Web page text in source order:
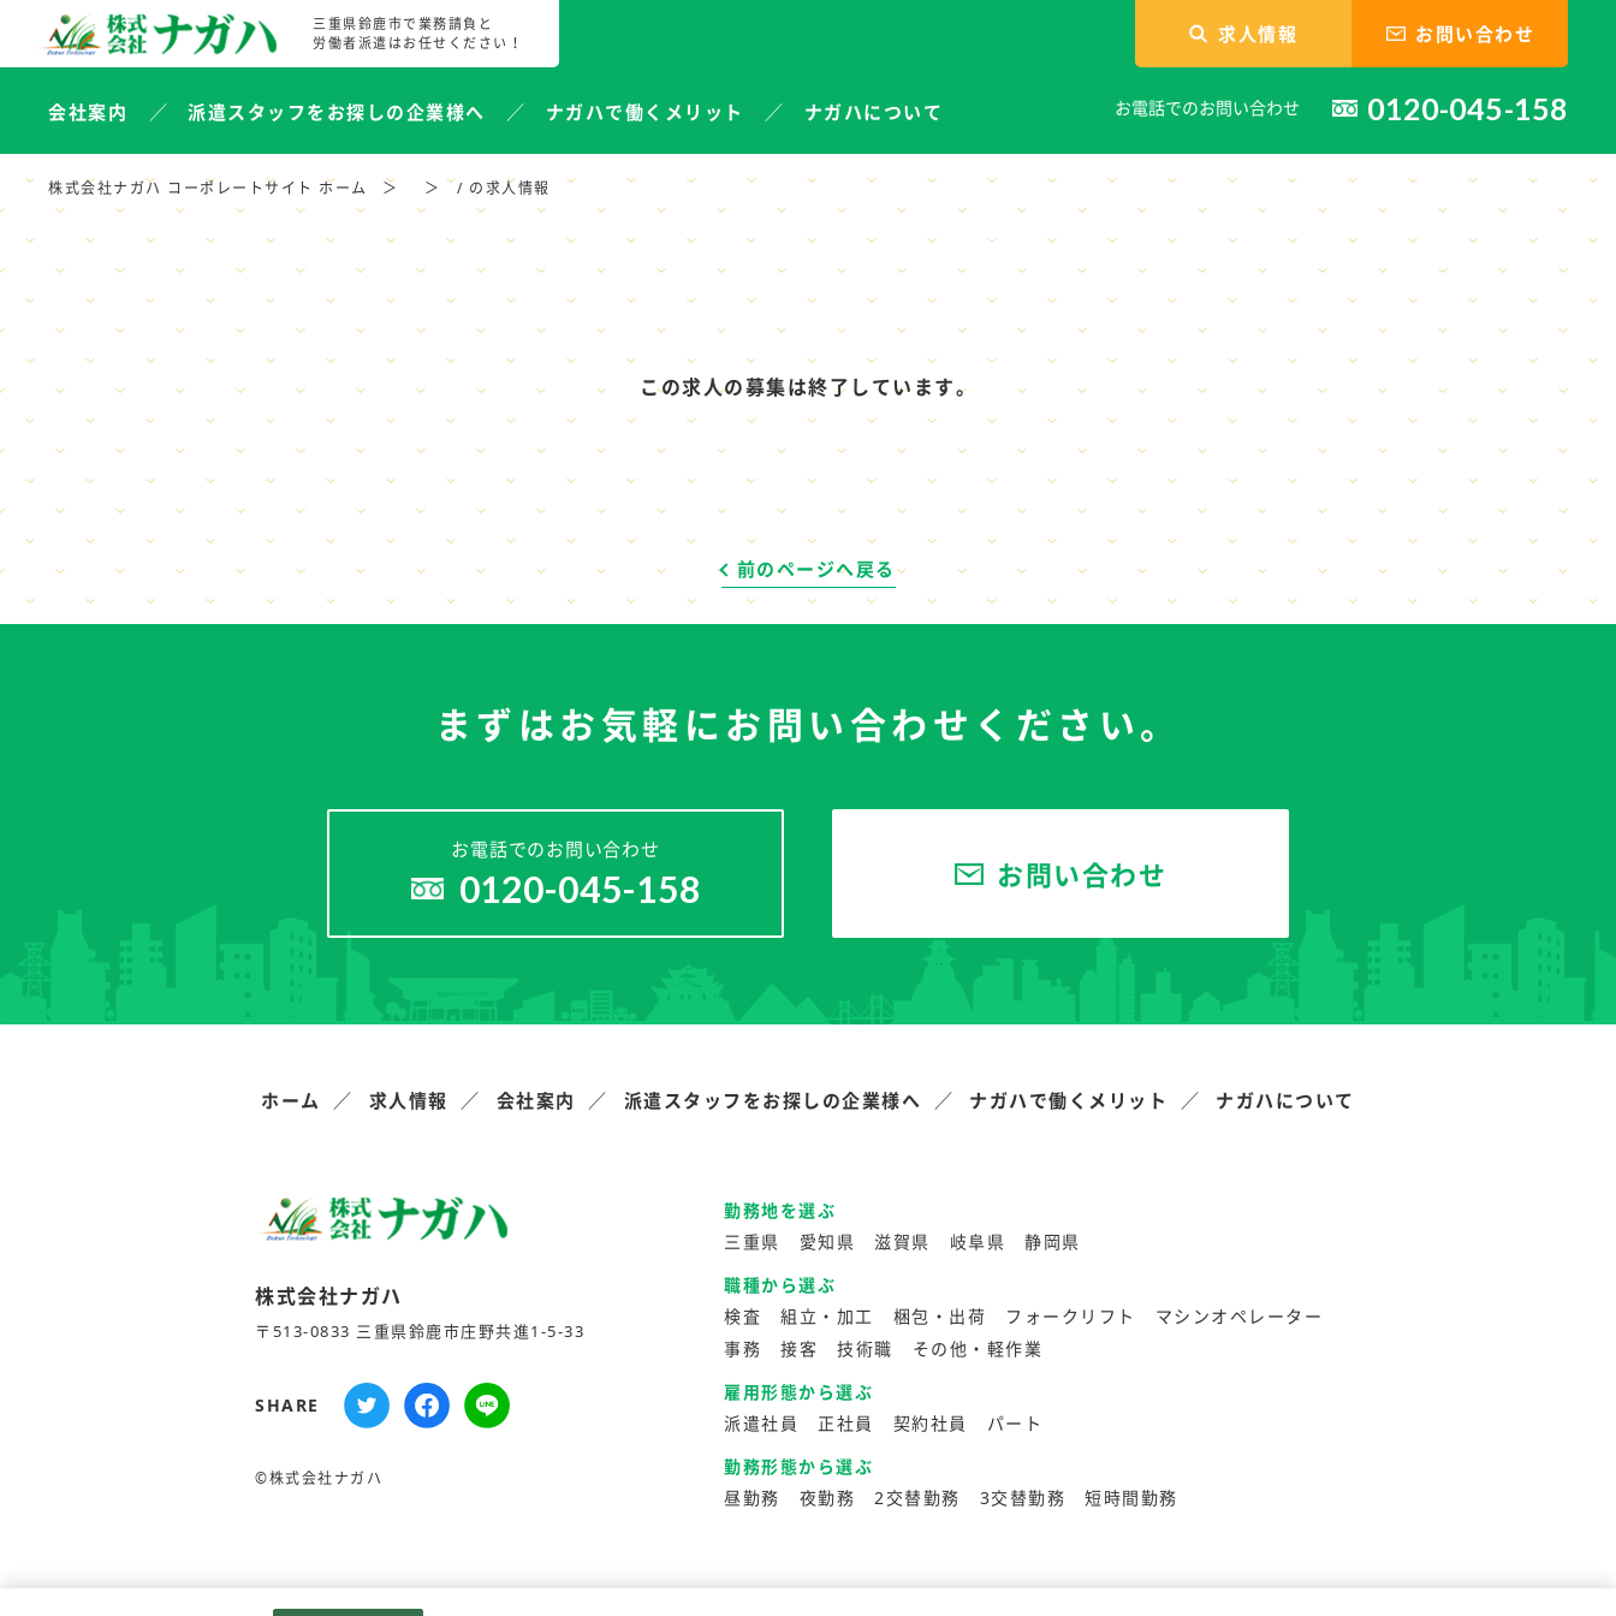
三重県鈴鹿市で業務請負と
労働者派遣はお任せください！
会社案内 派遣スタッフをお探しの企業様へ ナガハで働くメリット ナガハについて
求人情報 お問い合わせ
お電話でのお問い合わせ 0120-045-158
株式会社ナガハ コーポレートサイト ホーム / の求人情報
この求人の募集は終了しています。
前のページへ戻る
まずはお気軽にお問い合わせください。
お電話でのお問い合わせ
0120-045-158 お問い合わせ
ホーム 求人情報 会社案内 派遣スタッフをお探しの企業様へ ナガハで働くメリット ナガハについて
勤務地を選ぶ
三重県
愛知県 滋賀県 岐阜県
静岡県
職種から選ぶ
検査
組立・加工 梱包・出荷 フォークリフト
マシンオペレーター
事務
接客 技術職
その他・軽作業
雇用形態から選ぶ
派遣社員
正社員 契約社員
パート
勤務形態から選ぶ
昼勤務
夜勤務 2交替勤務 3交替勤務 短時間勤務
株式会社ナガハ
〒513-0833 三重県鈴鹿市庄野共進1-5-33
SHARE
©株式会社ナガハ